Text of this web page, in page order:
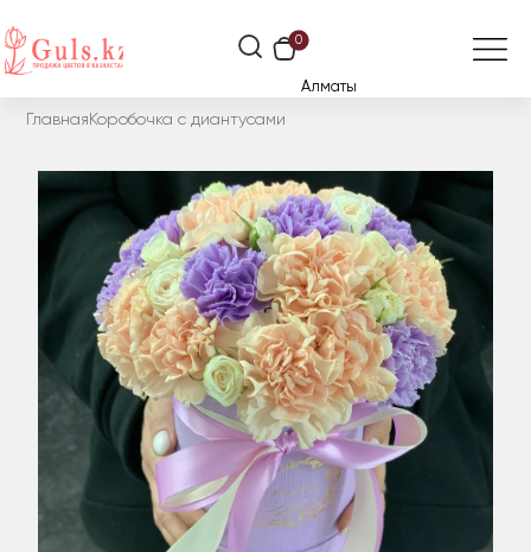
0
Алматы
Главная Коробочка с диантусами